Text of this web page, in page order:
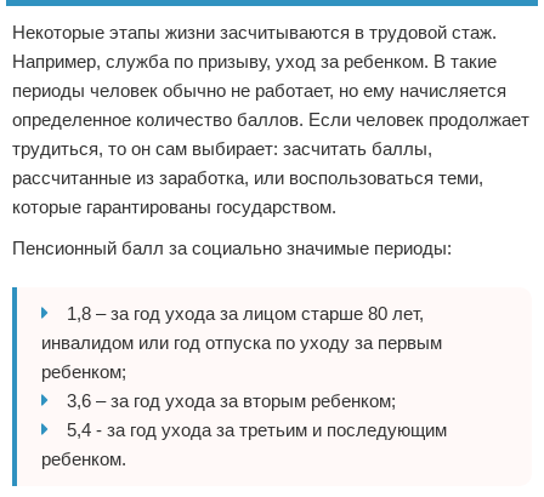
Некоторые этапы жизни засчитываются в трудовой стаж.
Например, служба по призыву, уход за ребенком. В такие
периоды человек обычно не работает, но ему начисляется
определенное количество баллов. Если человек продолжает
трудиться, то он сам выбирает: засчитать баллы,
рассчитанные из заработка, или воспользоваться теми,
которые гарантированы государством.
Пенсионный балл за социально значимые периоды:
1,8 – за год ухода за лицом старше 80 лет,
инвалидом или год отпуска по уходу за первым
ребенком;
3,6 – за год ухода за вторым ребенком;
5,4 - за год ухода за третьим и последующим
ребенком.